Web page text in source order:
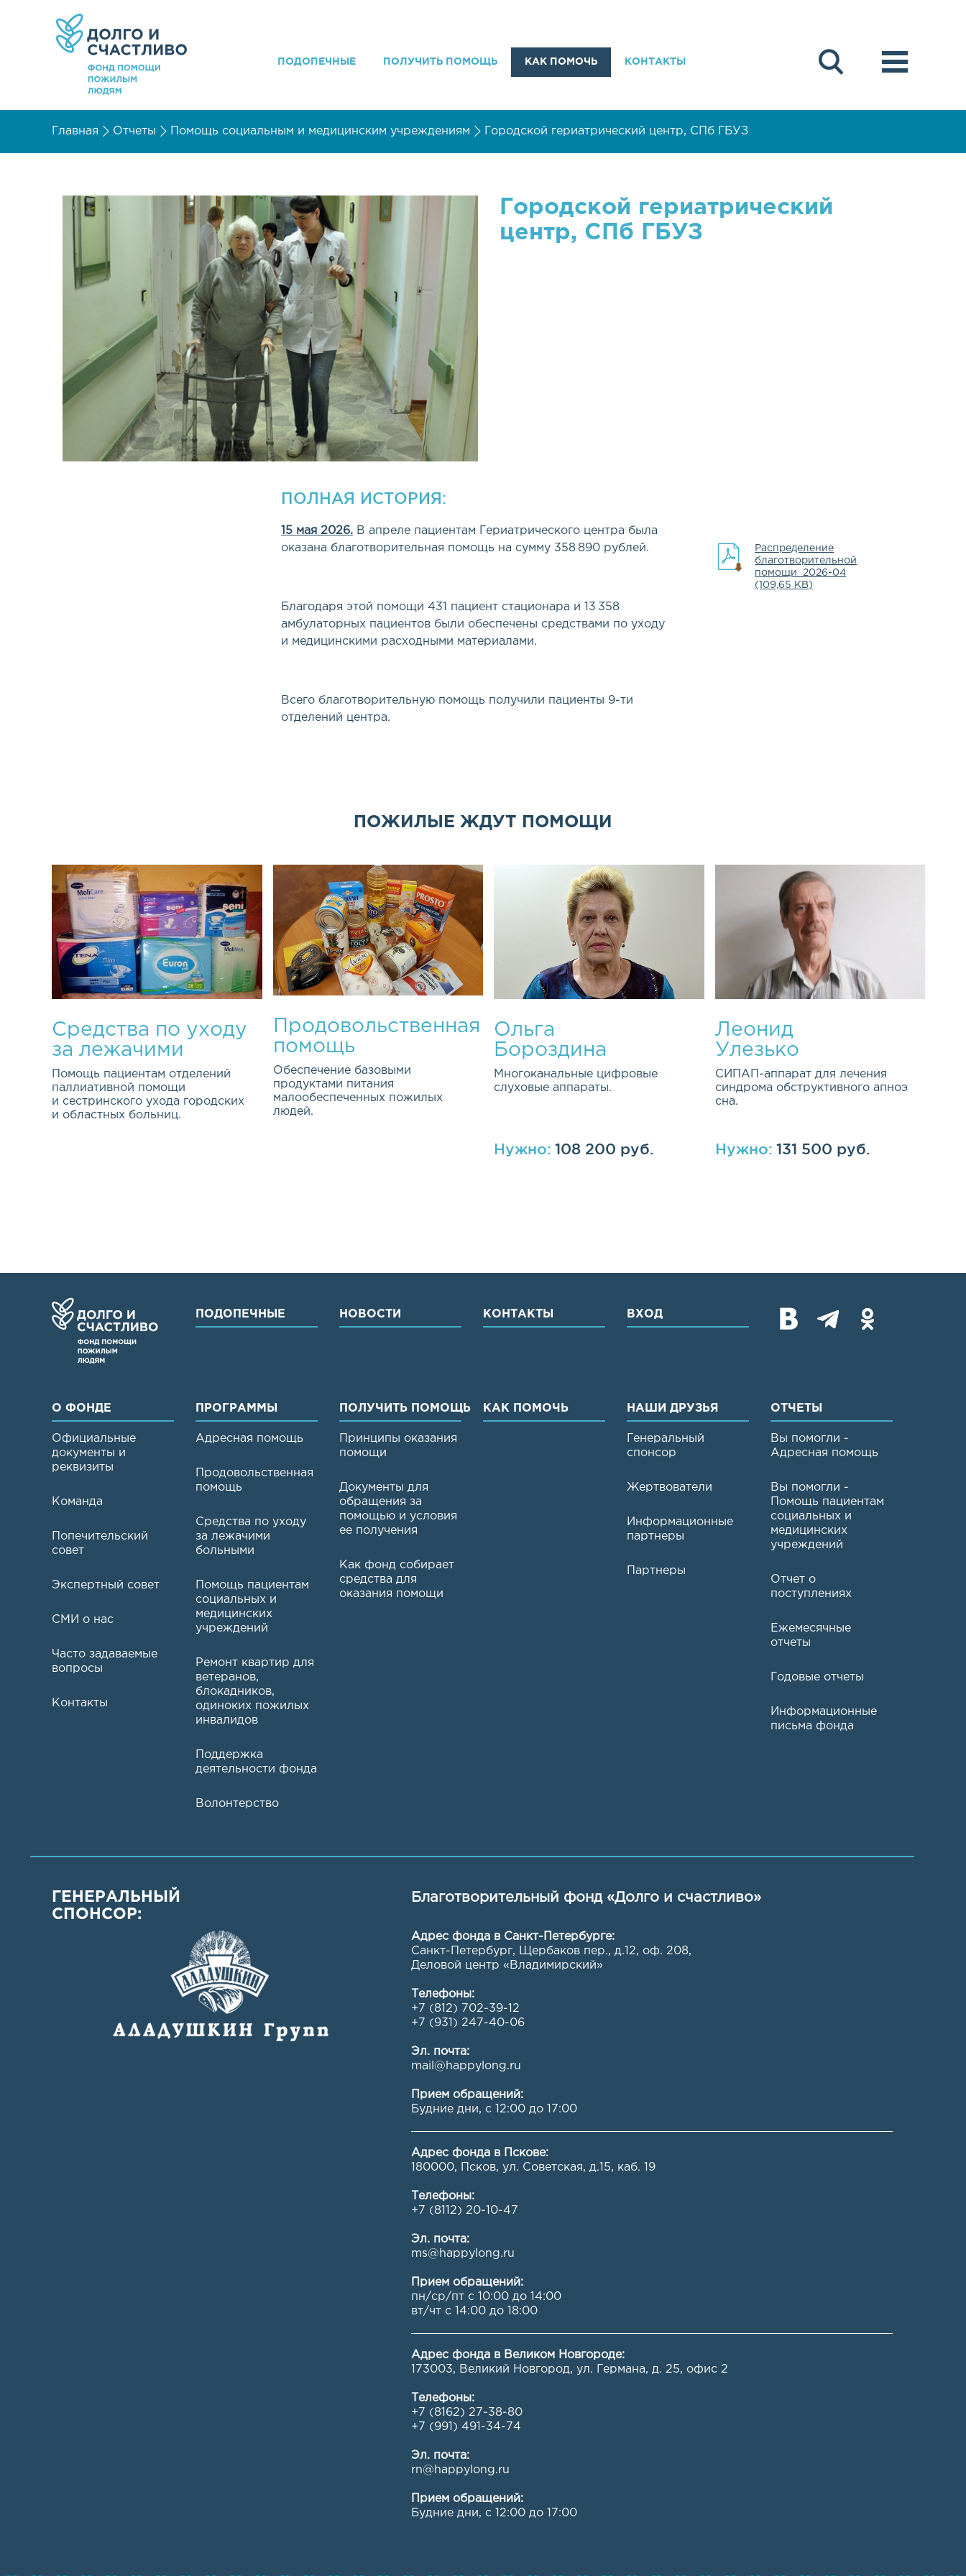
ПОДОПЕЧНЫЕ ПОЛУЧИТЬ ПОМОЩЬ КАК ПОМОЧЬ КОНТАКТЫ
Главная Отчеты Помощь социальным и медицинским учреждениям Городской гериатрический центр, СПб ГБУЗ
Городской гериатрический
центр, СПб ГБУЗ
ПОЛНАЯ ИСТОРИЯ:
15 мая 2026.В апреле пациентам Гериатрического центра была
оказана благотворительная помощь на сумму 358 890 рублей.
Благодаря этой помощи 431 пациент стационара и 13 358
амбулаторных пациентов были обеспечены средствами по уходу
и медицинскими расходными материалами.
Всего благотворительную помощь получили пациенты 9-ти
отделений центра.
Распределение
благотворительной
помощи_2026-04
(109,65 KB)
ПОЖИЛЫЕ ЖДУТ ПОМОЩИ
Средства по уходу
за лежачими
больными
Помощь пациентам отделений
паллиативной помощи
и сестринского ухода городских
и областных больниц.
Продовольственная
помощь
Обеспечение базовыми
продуктами питания
малообеспеченных пожилых
людей.
Ольга
Бороздина
Многоканальные цифровые
слуховые аппараты.
Нужно: 108 200 руб.
Леонид
Улезько
СИПАП-аппарат для лечения
синдрома обструктивного апноэ
сна.
Нужно: 131 500 руб.
ПОДОПЕЧНЫЕ НОВОСТИ КОНТАКТЫ ВХОД
О ФОНДЕ
Официальные
документы и
реквизиты
Команда
Попечительский
совет
Экспертный совет
СМИ о нас
Часто задаваемые
вопросы
Контакты
ПРОГРАММЫ
Адресная помощь
Продовольственная
помощь
Средства по уходу
за лежачими
больными
Помощь пациентам
социальных и
медицинских
учреждений
Ремонт квартир для
ветеранов,
блокадников,
одиноких пожилых
инвалидов
Поддержка
деятельности фонда
Волонтерство
ПОЛУЧИТЬ ПОМОЩЬ
Принципы оказания
помощи
Документы для
обращения за
помощью и условия
ее получения
Как фонд собирает
средства для
оказания помощи
КАК ПОМОЧЬ НАШИ ДРУЗЬЯ
Генеральный
спонсор
Жертвователи
Информационные
партнеры
Партнеры
ОТЧЕТЫ
Вы помогли -
Адресная помощь
Вы помогли -
Помощь пациентам
социальных и
медицинских
учреждений
Отчет о
поступлениях
Ежемесячные
отчеты
Годовые отчеты
Информационные
письма фонда
ГЕНЕРАЛЬНЫЙ
СПОНСОР:
Благотворительный фонд «Долго и счастливо»
Адрес фонда в Санкт-Петербурге:
Санкт-Петербург, Щербаков пер., д.12, оф. 208,
Деловой центр «Владимирский»
Телефоны:
+7 (812) 702-39-12
+7 (931) 247-40-06
Эл. почта:
mail@happylong.ru
Прием обращений:
Будние дни, с 12:00 до 17:00
Адрес фонда в Пскове:
180000, Псков, ул. Советская, д.15, каб. 19
Телефоны:
+7 (8112) 20-10-47
Эл. почта:
ms@happylong.ru
Прием обращений:
пн/ср/пт с 10:00 до 14:00
вт/чт с 14:00 до 18:00
Адрес фонда в Великом Новгороде:
173003, Великий Новгород, ул. Германа, д. 25, офис 2
Телефоны:
+7 (8162) 27-38-80
+7 (991) 491-34-74
Эл. почта:
rn@happylong.ru
Прием обращений:
Будние дни, с 12:00 до 17:00